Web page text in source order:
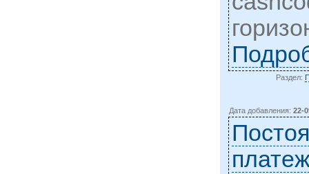
Раздел:
Дата добавления:22-